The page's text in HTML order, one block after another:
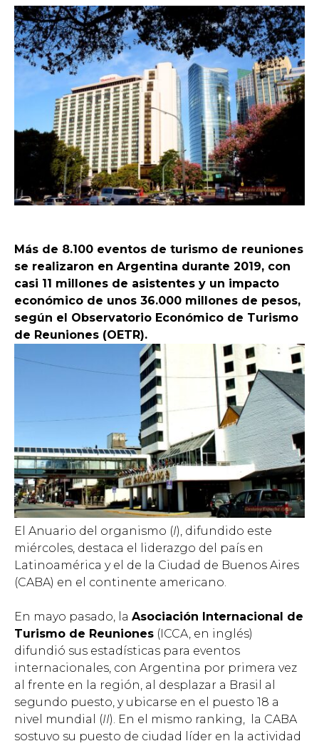
Más de 8.100 eventos de turismo de reuniones
se realizaron en Argentina durante 2019, con
casi 11 millones de asistentes y un impacto
económico de unos 36.000 millones de pesos,
según el Observatorio Económico de Turismo
de Reuniones (OETR).
El Anuario del organismo (I), difundido este
miércoles, destaca el liderazgo del país en
Latinoamérica y el de la Ciudad de Buenos Aires
(CABA) en el continente americano.
En mayo pasado, la Asociación Internacional de
Turismo de Reuniones (ICCA, en inglés)
difundió sus estadísticas para eventos
internacionales, con Argentina por primera vez
al frente en la región, al desplazar a Brasil al
segundo puesto, y ubicarse en el puesto 18 a
nivel mundial (II). En el mismo ranking, la CABA
sostuvo su puesto de ciudad líder en la actividad